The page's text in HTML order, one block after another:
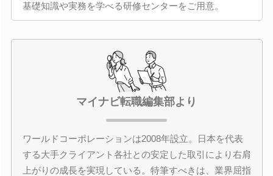
基礎知識や実務を学べる研修センターをご用意。
マイナビ転職編集部より
ワールドコーポレーションは2008年設立。日本を代表
する大手クライアント各社との安定した取引により右肩
上がりの成長を実現している。特筆すべきは、業界屈指